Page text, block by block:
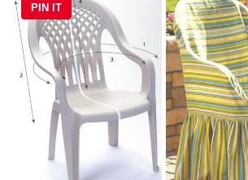
PIN IT